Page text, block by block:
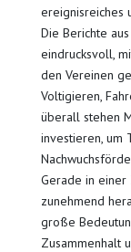
ereignisreiches
Die Berichte
eindrucksvoll,
den Vereinen
Voltigieren,
überall stehen
investieren, um
Gerade in einer
zunehmend
große
Zusammenhalt